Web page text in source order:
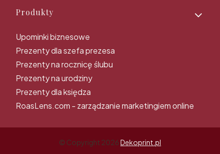
Produkty
Upominki biznesowe
Prezenty dla szefa prezesa
Prezenty na rocznicę ślubu
Prezenty na urodziny
Prezenty dla księdza
RoasLens.com - zarządzanie marketingiem online
© Copyright 2026Dekoprint.pl